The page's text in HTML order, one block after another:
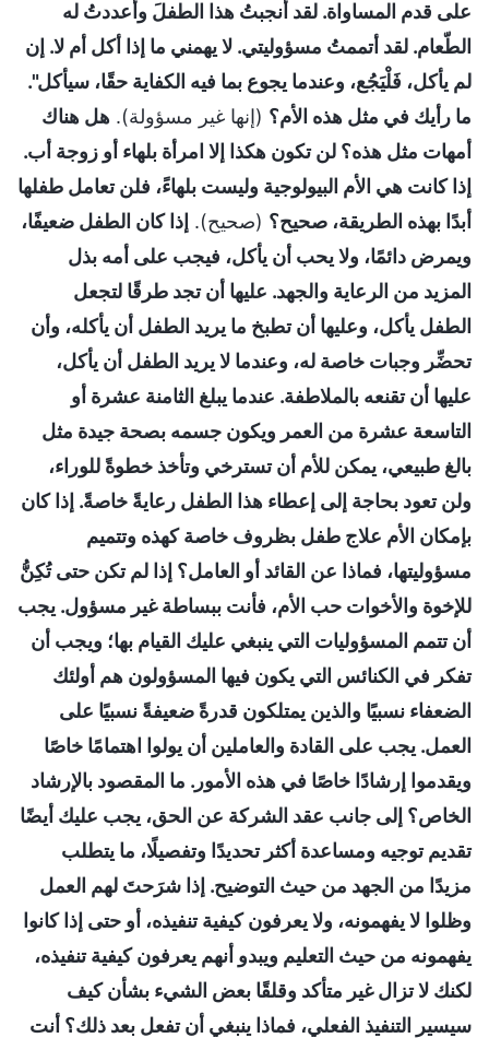
على قدم المساواة. لقد أنجبتُ هذا الطفلَ وأعددتُ له
الطّعام. لقد أتممتُ مسؤوليتي. لا يهمني ما إذا أكل أم لا. إن
لم يأكل، فَلْيَجُع، وعندما يجوع بما فيه الكفاية حقًا، سيأكل".
ما رأيك في مثل هذه الأم؟ (إنها غير مسؤولة). هل هناك
أمهات مثل هذه؟ لن تكون هكذا إلا امرأة بلهاء أو زوجة أب.
إذا كانت هي الأم البيولوجية وليست بلهاءً، فلن تعامل طفلها
أبدًا بهذه الطريقة، صحيح؟ (صحيح). إذا كان الطفل ضعيفًا،
ويمرض دائمًا، ولا يحب أن يأكل، فيجب على أمه بذل
المزيد من الرعاية والجهد. عليها أن تجد طرقًا لتجعل
الطفل يأكل، وعليها أن تطبخ ما يريد الطفل أن يأكله، وأن
تحضِّر وجبات خاصة له، وعندما لا يريد الطفل أن يأكل،
عليها أن تقنعه بالملاطفة. عندما يبلغ الثامنة عشرة أو
التاسعة عشرة من العمر ويكون جسمه بصحة جيدة مثل
بالغ طبيعي، يمكن للأم أن تسترخي وتأخذ خطوةً للوراء،
ولن تعود بحاجة إلى إعطاء هذا الطفل رعايةً خاصةً. إذا كان
بإمكان الأم علاج طفل بظروف خاصة كهذه وتتميم
مسؤوليتها، فماذا عن القائد أو العامل؟ إذا لم تكن حتى تُكِنُّ
للإخوة والأخوات حب الأم، فأنت ببساطة غير مسؤول. يجب
أن تتمم المسؤوليات التي ينبغي عليك القيام بها؛ ويجب أن
تفكر في الكنائس التي يكون فيها المسؤولون هم أولئك
الضعفاء نسبيًا والذين يمتلكون قدرةً ضعيفةً نسبيًا على
العمل. يجب على القادة والعاملين أن يولوا اهتمامًا خاصًا
ويقدموا إرشادًا خاصًا في هذه الأمور. ما المقصود بالإرشاد
الخاص؟ إلى جانب عقد الشركة عن الحق، يجب عليك أيضًا
تقديم توجيه ومساعدة أكثر تحديدًا وتفصيلًا، ما يتطلب
مزيدًا من الجهد من حيث التوضيح. إذا شرَحتَ لهم العمل
وظلوا لا يفهمونه، ولا يعرفون كيفية تنفيذه، أو حتى إذا كانوا
يفهمونه من حيث التعليم ويبدو أنهم يعرفون كيفية تنفيذه،
لكنك لا تزال غير متأكد وقلقًا بعض الشيء بشأن كيف
سيسير التنفيذ الفعلي، فماذا ينبغي أن تفعل بعد ذلك؟ أنت